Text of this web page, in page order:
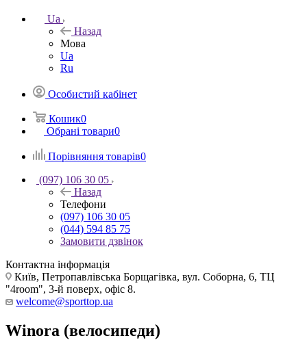
Ua
Назад
Мова
Ua
Ru
Особистий кабінет
Кошик0
Обрані товари0
Порівняння товарів0
(097) 106 30 05
Назад
Телефони
(097) 106 30 05
(044) 594 85 75
Замовити дзвінок
Контактна інформація
Київ, Петропавлівська Борщагівка, вул. Соборна, 6, ТЦ
"4room", 3-й поверх, офіс 8.
welcome@sporttop.ua
Winora (велосипеди)